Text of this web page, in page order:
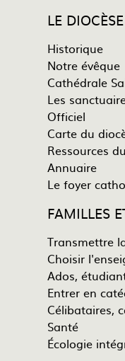
LE DIOCÈSE
Historique
Notre évêque
Cathédrale
Les
Officiel
Carte du
Ressources
Annuaire
Le foyer
FAMILLES
Transmettre
Choisir
Ados,
Entrer en
Célibataires,
Santé
Écologie